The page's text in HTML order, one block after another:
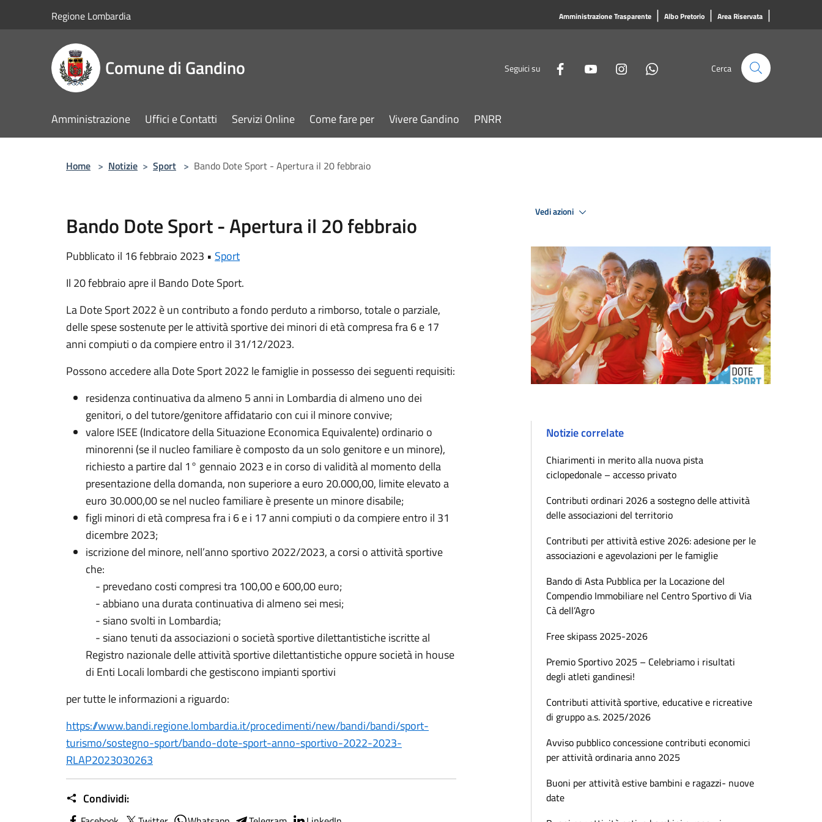
Regione Lombardia Amministrazione Trasparente | Albo Pretorio | Area Riservata |
Comune di Gandino Seguici su Cerca
Amministrazione Uffici e Contatti Servizi Online Come fare per Vivere Gandino PNRR
Home > Notizie > Sport > Bando Dote Sport - Apertura il 20 febbraio
Bando Dote Sport - Apertura il 20 febbraio
Pubblicato il 16 febbraio 2023 • Sport
Il 20 febbraio apre il Bando Dote Sport.
La Dote Sport 2022 è un contributo a fondo perduto a rimborso, totale o parziale,
delle spese sostenute per le attività sportive dei minori di età compresa fra 6 e 17
anni compiuti o da compiere entro il 31/12/2023.
Possono accedere alla Dote Sport 2022 le famiglie in possesso dei seguenti requisiti:
residenza continuativa da almeno 5 anni in Lombardia di almeno uno dei
genitori, o del tutore/genitore affidatario con cui il minore convive;
valore ISEE (Indicatore della Situazione Economica Equivalente) ordinario o
minorenni (se il nucleo familiare è composto da un solo genitore e un minore),
richiesto a partire dal 1° gennaio 2023 e in corso di validità al momento della
presentazione della domanda, non superiore a euro 20.000,00, limite elevato a
euro 30.000,00 se nel nucleo familiare è presente un minore disabile;
figli minori di età compresa fra i 6 e i 17 anni compiuti o da compiere entro il 31
dicembre 2023;
iscrizione del minore, nell’anno sportivo 2022/2023, a corsi o attività sportive
che:
- prevedano costi compresi tra 100,00 e 600,00 euro;
- abbiano una durata continuativa di almeno sei mesi;
- siano svolti in Lombardia;
- siano tenuti da associazioni o società sportive dilettantistiche iscritte al
Registro nazionale delle attività sportive dilettantistiche oppure società in house
di Enti Locali lombardi che gestiscono impianti sportivi
per tutte le informazioni a riguardo:
https://www.bandi.regione.lombardia.it/procedimenti/new/bandi/bandi/sport-
turismo/sostegno-sport/bando-dote-sport-anno-sportivo-2022-2023-
RLAP2023030263
Condividi:
Vedi azioni
Notizie correlate
Chiarimenti in merito alla nuova pista
ciclopedonale – accesso privato
Contributi ordinari 2026 a sostegno delle attività
delle associazioni del territorio
Contributi per attività estive 2026: adesione per le
associazioni e agevolazioni per le famiglie
Bando di Asta Pubblica per la Locazione del
Compendio Immobiliare nel Centro Sportivo di Via
Cà dell’Agro
Free skipass 2025-2026
Premio Sportivo 2025 – Celebriamo i risultati
degli atleti gandinesi!
Contributi attività sportive, educative e ricreative
di gruppo a.s. 2025/2026
Avviso pubblico concessione contributi economici
per attività ordinaria anno 2025
Buoni per attività estive bambini e ragazzi- nuove
date